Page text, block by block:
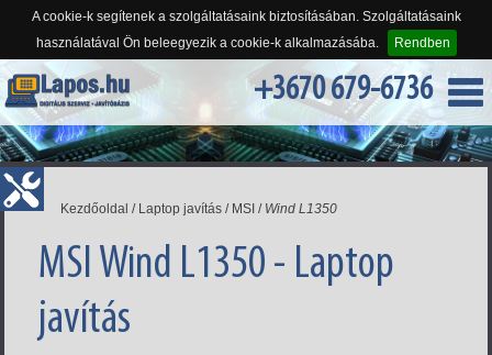
A cookie-k segítenek a szolgáltatásaink biztosításában. Szolgáltatásaink
használatával Ön beleegyezik a cookie-k alkalmazásába.
Rendben
+3670 679-6736
Kezdőoldal / Laptop javítás / MSI / Wind L1350
MSI Wind L1350 - Laptop
javítás